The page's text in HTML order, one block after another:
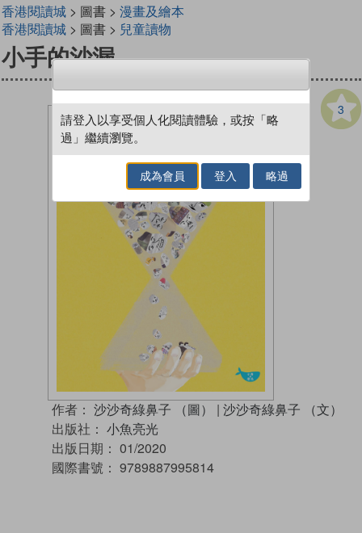
香港閱讀城> 圖書 > 漫畫及繪本
香港閱讀城> 圖書 > 兒童讀物
小手的沙漏
3
作者： 沙沙奇綠鼻子 （圖） | 沙沙奇綠鼻子 （文）
出版社： 小魚亮光
出版日期： 01/2020
國際書號： 9789887995814
請登入以享受個人化閱讀體驗，或按「略
過」繼續瀏覽。
成為會員 登入 略過